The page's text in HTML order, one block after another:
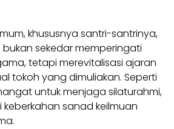
khususnya santri-santrinya,
sekedar memperingati
tetapi merevitalisasi ajaran
tokoh yang dimuliakan. Seperti
untuk menjaga silaturahmi,
sanad keilmuan